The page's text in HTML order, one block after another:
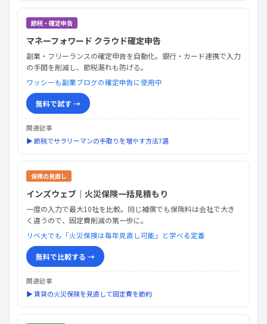
節税・確定申告
マネーフォワード クラウド確定申告
副業・フリーランスの確定申告を自動化。銀行・カード連携で入力
の手間を削減し、節税漏れも防げる。
ワッシーも副業ブログの確定申告に使用中
無料で試す →
関連記事
▶ 節税でサラリーマンの手取りを増やす方法7選
保険の見直し
インズウェブ｜火災保険一括見積もり
一度の入力で最大10社を比較。同じ補償でも保険料は会社で大き
く違うので、固定費削減の第一歩に。
リベ大でも「火災保険は毎年見直し可能」と学べる定番
無料で比較する →
関連記事
▶ 賃貸の火災保険を見直して固定費を節約